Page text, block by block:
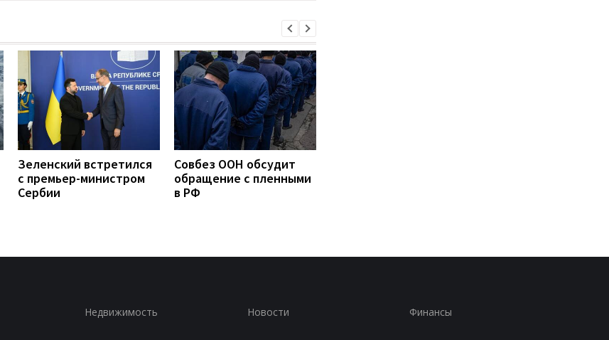
Зеленский встретился
с премьер-министром
Сербии
Совбез ООН обсудит
обращение с пленными
в РФ
Недвижимость Новости Финансы